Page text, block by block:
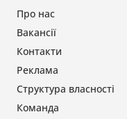
Про нас
Вакансії
Контакти
Реклама
Структура власності
Команда